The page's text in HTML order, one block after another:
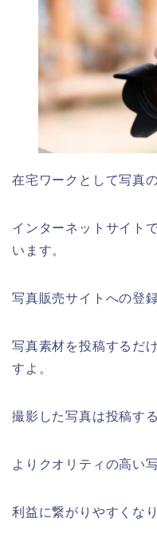
在宅ワークとして写真
インターネットサイト
います。
写真販売サイトへの登録
写真素材を投稿するだ
すよ。
撮影した写真は投稿す
よりクオリティの高い
利益に繋がりやすくなり